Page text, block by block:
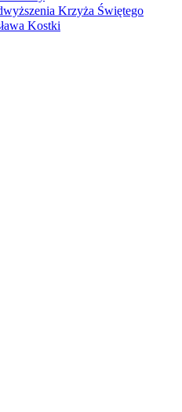
Krzyża Świętego
Kostki